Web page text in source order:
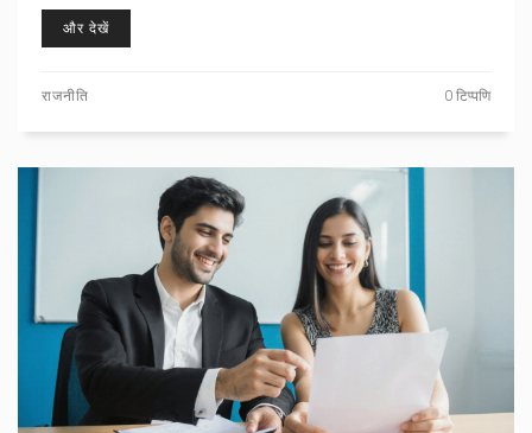
की राष्ट्रीय सुरक्षा और परमाणु नीति पर भी चर्चा हुई।
और देखें
राजनीति 0 टिप्पणि